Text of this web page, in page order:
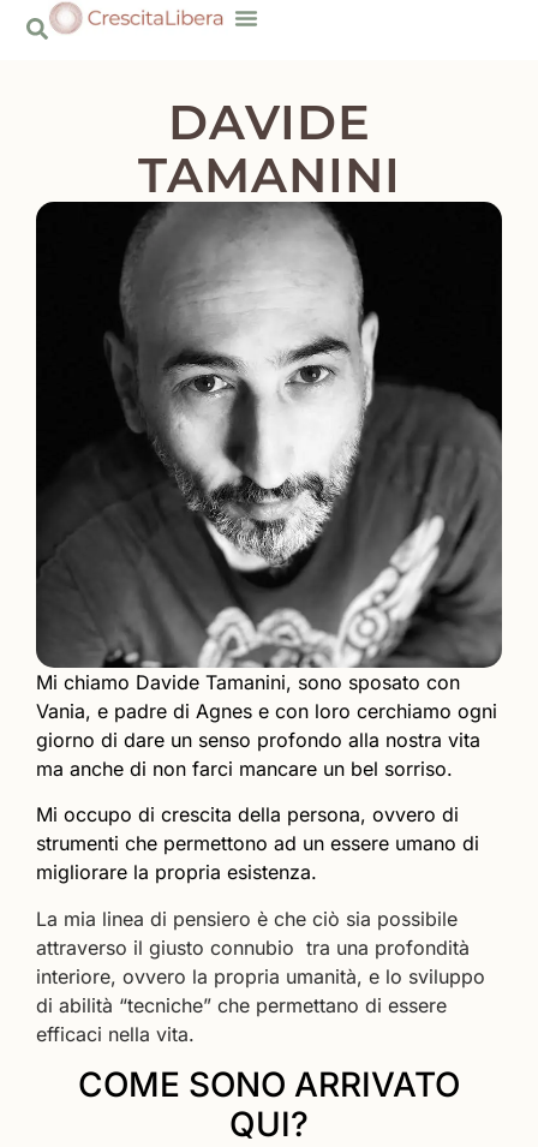
contenuto
DAVIDE
TAMANINI
Mi chiamo Davide Tamanini, sono sposato con
Vania, e padre di Agnes e con loro cerchiamo ogni
giorno di dare un senso profondo alla nostra vita
ma anche di non farci mancare un bel sorriso.
Mi occupo di crescita della persona, ovvero di
strumenti che permettono ad un essere umano di
migliorare la propria esistenza.
La mia linea di pensiero è che ciò sia possibile
attraverso il giusto connubio tra una profondità
interiore, ovvero la propria umanità, e lo sviluppo
di abilità “tecniche” che permettano di essere
efficaci nella vita.
COME SONO ARRIVATO
QUI?